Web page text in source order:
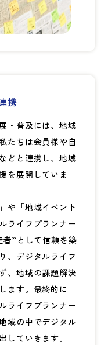
携
・普及には、地域
たちは会員様や自
どと連携し、地域
を展開していま
や「地域イベント
ライフプランナー
”として信頼を築
、デジタルライフ
、地域の課題解決
ます。最終的に
ライフプランナー
域の中でデジタル
していきます。